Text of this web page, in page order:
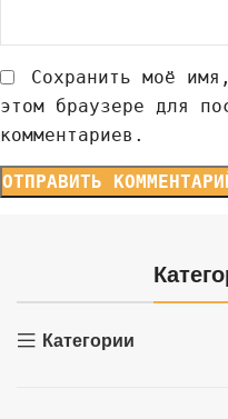
Сохранить моё
этом браузере для
комментариев.
Категории